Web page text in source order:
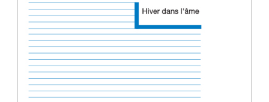
AUTRES PRODUITS